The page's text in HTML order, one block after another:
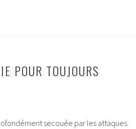
POUR TOUJOURS
secouée par les attaques